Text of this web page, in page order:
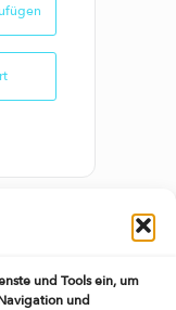
und Tools ein, um
und